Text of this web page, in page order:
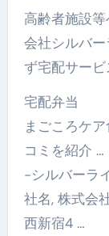
高齢者施設
会社シルバ
ず宅配サービ
宅配弁当
まごころケ
コミを紹介 …
-シルバーラ
社名, 株式会
西新宿4 …